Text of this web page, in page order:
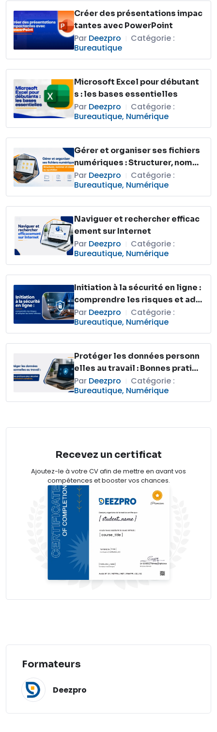
Créer des présentations impac
tantes avec PowerPoint
Par Deezpro
Catégorie :
Bureautique
Microsoft Excel pour débutant
s : les bases essentielles
Par Deezpro
Catégorie :
Bureautique, Numérique
Gérer et organiser ses fichiers
numériques : Structurer, nomm
er et classer au quotidien
Par Deezpro
Catégorie :
Bureautique, Numérique
Naviguer et rechercher efficac
ement sur Internet
Par Deezpro
Catégorie :
Bureautique, Numérique
Initiation à la sécurité en ligne :
comprendre les risques et ado
pter les bons réflexes
Par Deezpro
Catégorie :
Bureautique, Numérique
Protéger les données personn
elles au travail : Bonnes pratiqu
es pour sécuriser les informati
ons sensibles
Par Deezpro
Catégorie :
Bureautique, Numérique
Recevez un certificat
Ajoutez-le à votre CV afin de mettre en avant vos
compétences et booster vos chances.
Formateurs
Deezpro